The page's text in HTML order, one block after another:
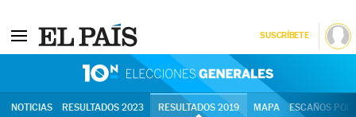
SUSCRÍBETE
NOTICIAS RESULTADOS 2023 RESULTADOS 2019 MAPA ESCAÑOS